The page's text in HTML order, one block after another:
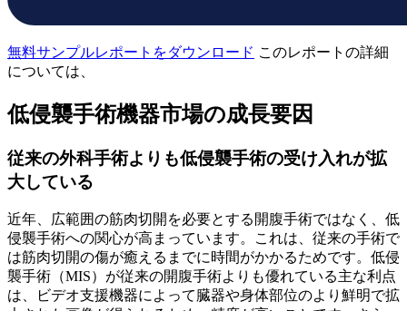
無料サンプルレポートをダウンロード このレポートの詳細
については、
低侵襲手術機器市場の成長要因
従来の外科手術よりも低侵襲手術の受け入れが拡
大している
近年、広範囲の筋肉切開を必要とする開腹手術ではなく、低
侵襲手術への関心が高まっています。これは、従来の手術で
は筋肉切開の傷が癒えるまでに時間がかかるためです。低侵
襲手術（MIS）が従来の開腹手術よりも優れている主な利点
は、ビデオ支援機器によって臓器や身体部位のより鮮明で拡